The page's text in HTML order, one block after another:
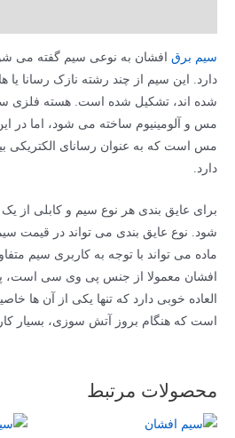
سیم برق افشان به نوعی سیم گفته می
دارد. این سیم از چند رشته نازک رسانا یا
شده اند، تشکیل شده است. هسته فلزی
مس و آلومینیوم ساخته می شود، اما در این
مس است که به عنوان رسانای الکتریکی
دارد.
برای عایق بندی هر نوع سیم و کابلی از
شود. نوع عایق بندی می تواند در قیمت
ماده می تواند با توجه به کاربری سیم
افشان معمولا از جنس پی وی سی
العاده خوبی دارد که تنها یکی از آن ها
است که هنگام بروز آتش سوزی، بسیار
محصولات مرتبط